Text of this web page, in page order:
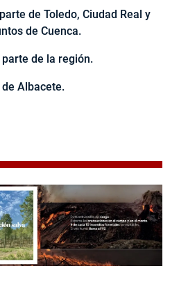
de Toledo, Ciudad Real y
de Cuenca.
parte de la región.
Albacete.